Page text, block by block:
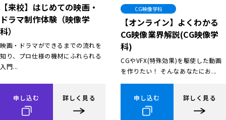
【来校】はじめての映画・
ドラマ制作体験（映像学
科）
映画・ドラマができるまでの流れを
知り、プロ仕様の機材にふれられる
入門...
申し込む 詳しく見る
CG映像学科
【オンライン】よくわかる
CG映像業界解説(CG映像学
科)
CGやVFX(特殊効果)を駆使した動画
を作りたい！ そんなあなたにお...
申し込む 詳しく見る